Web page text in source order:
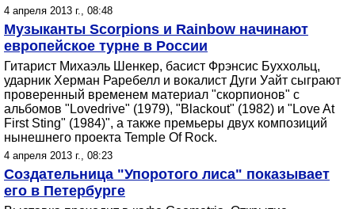
4 апреля 2013 г., 08:48
Музыканты Scorpions и Rainbow начинают
европейское турне в России
Гитарист Михаэль Шенкер, басист Фрэнсис Буххольц,
ударник Херман Раребелл и вокалист Дуги Уайт сыграют
проверенный временем материал "скорпионов" с
альбомов "Lovedrive" (1979), "Blackout" (1982) и "Love At
First Sting" (1984)", а также премьеры двух композиций
нынешнего проекта Temple Of Rock.
4 апреля 2013 г., 08:23
Создательница "Упоротого лиса" показывает
его в Петербурге